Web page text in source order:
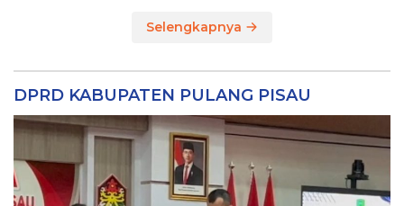
Selengkapnya
DPRD KABUPATEN PULANG PISAU